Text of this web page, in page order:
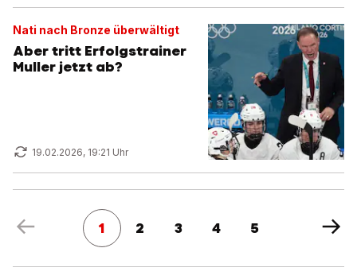
Nati nach Bronze überwältigt
Aber tritt Erfolgstrainer
Muller jetzt ab?
19.02.2026, 19:21 Uhr
1 2 3 4 5